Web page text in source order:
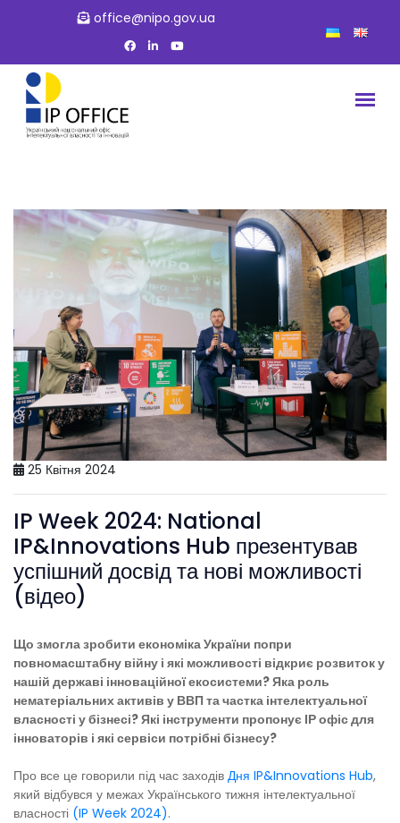
office@nipo.gov.ua
25 Квітня 2024
IP Week 2024: National
IP&Innovations Hub презентував
успішний досвід та нові можливості
(відео)
Що змогла зробити економіка України попри
повномасштабну війну і які можливості відкриє розвиток у
нашій державі інноваційної екосистеми? Яка роль
нематеріальних активів у ВВП та частка інтелектуальної
власності у бізнесі? Які інструменти пропонує ІР офіс для
інноваторів і які сервіси потрібні бізнесу?
Про все це говорили під час заходів Дня IP&Innovations Hub,
який відбувся у межах Українського тижня інтелектуальної
власності (IP Week 2024).